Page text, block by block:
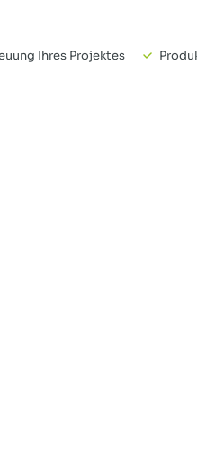
Ihres Projektes